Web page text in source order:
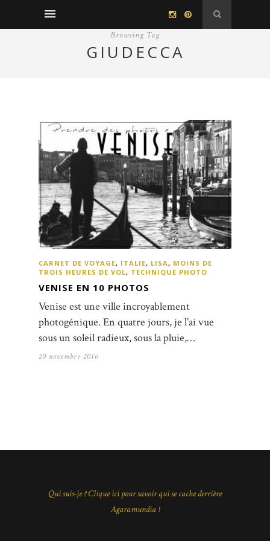
Browsing Tag
GIUDECCA
CARNET DE VOYAGE, ITALIE, LISA, MOINS DE
TROIS HEURES DE VOL, TECHNIQUE PHOTO
VENISE EN 10 PHOTOS
Venise est une ville incroyablement
photogénique. En quatre jours, je l’ai vue
sous un soleil radieux, sous la pluie,…
20 novembre 2016
Qui suis-je ? Clique ici pour savoir qui se cache derrière
Agaramundia !